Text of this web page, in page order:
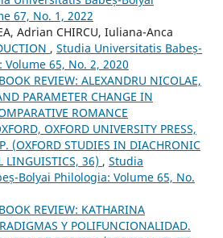
67, No. 1, 2022
Adrian CHIRCU, Iuliana-Anca
, Studia Universitatis Babeș-
65, No. 2, 2020
BOOK REVIEW: ALEXANDRU NICOLAE,
PARAMETER CHANGE IN
ROMANCE
OXFORD UNIVERSITY PRESS,
(OXFORD STUDIES IN DIACHRONIC
LINGUISTICS, 36) , Studia
Bolyai Philologia: Volume 65, No.
BOOK REVIEW: KATHARINA
Y POLIFUNCIONALIDAD.